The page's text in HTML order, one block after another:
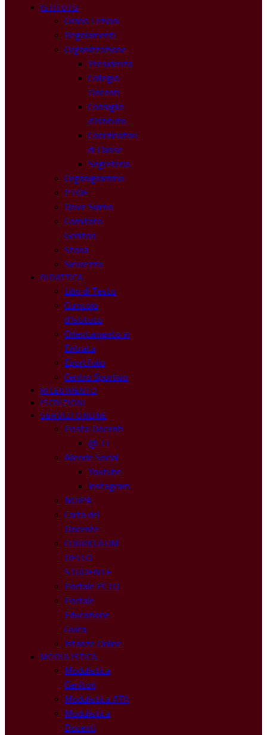
ISTITUTO
Orario Lezioni
Regolamenti
Organizzazione
Presidenza
Collegio
Docenti
Consiglio
d’Istituto
Coordinatori
di Classe
Segreteria
Organigramma
PTOF
Dove Siamo
Comitato
Genitori
Storia
Sicurezza
DIDATTICA
Libri di Testo
Curricolo
d’Istituto
Orientamento in
Entrata
Eportfolio
Centro Sportivo
RICEVIMENTO
ISCRIZIONI
SERVIZI ONLINE
Posta Docenti
@ .IT
Allende Social
Youtube
Instagram
NOIPA
Carta del
Docente
CURRICULUM
DELLO
STUDENTE
Portale PCTO
Portale
Educazione
Civica
Istanze Online
MODULISTICA
Modulistica
Genitori
Modulistica ATA
Modulistica
Docenti